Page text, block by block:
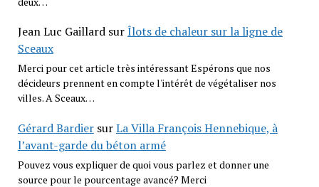
Jean Luc GaillardsurÎlots de chaleur sur la ligne de
Sceaux
Merci pour cet article très intéressant Espérons que nos
décideurs prennent en compte l'intérêt de végétaliser nos
villes. A Sceaux…
Gérard BardiersurLa Villa François Hennebique, à
l’avant-garde du béton armé
Pouvez vous expliquer de quoi vous parlez et donner une
source pour le pourcentage avancé? Merci